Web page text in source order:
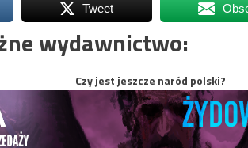
Tweet
wydawnictwo:
Czy jest jeszcze naród polski?